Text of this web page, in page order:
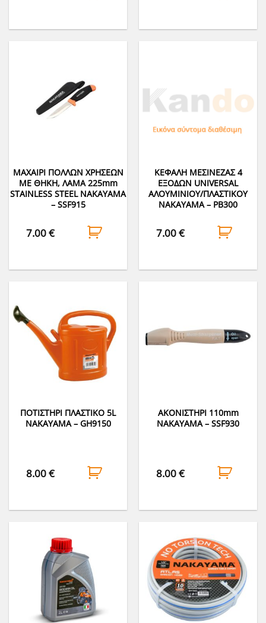
ΜΑΧΑΙΡΙ ΠΟΛΛΩΝ ΧΡΗΣΕΩΝ
ΜΕ ΘΗΚΗ, ΛΑΜΑ 225mm
STAINLESS STEEL NAKAYAMA
– SSF915
7.00€
ΚΕΦΑΛΗ ΜΕΣΙΝΕΖΑΣ 4
ΕΞΟΔΩΝ UNIVERSAL
ΑΛΟΥΜΙΝΙΟΥ/ΠΛΑΣΤΙΚΟΥ
NAKAYAMA – PB300
7.00€
ΠΟΤΙΣΤΗΡΙ ΠΛΑΣΤΙΚΟ 5L
NAKAYAMA – GH9150
8.00€
ΑΚΟΝΙΣΤΗΡΙ 110mm
NAKAYAMA – SSF930
8.00€